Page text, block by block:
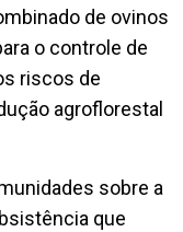
de ovinos
o controle de
riscos de
agroflorestal
sobre a
que